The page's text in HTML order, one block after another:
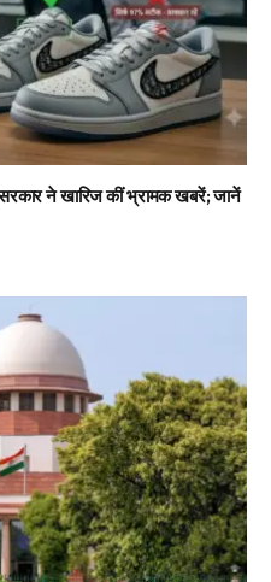
ने खारिज कीं भ्रामक खबरें; जानें